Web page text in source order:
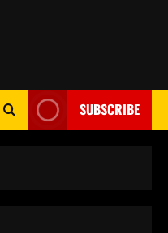
SUBSCRIBE